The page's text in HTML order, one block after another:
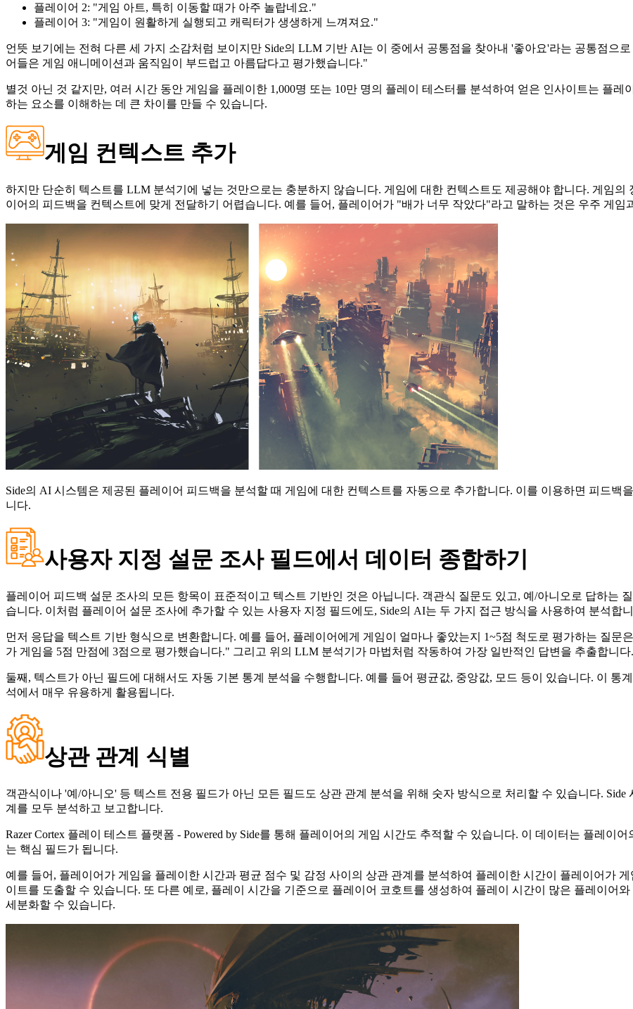
플레이어 2: "게임 아트, 특히 이동할 때가 아주 놀랍네요."
플레이어 3: "게임이 원활하게 실행되고 캐릭터가 생생하게 느껴져요."
언뜻 보기에는 전혀 다른 세 가지 소감처럼 보이지만 Side의 LLM 기반 AI는 이 중에서 공통점을 찾아내 '좋아요'라는 공통점으
어들은 게임 애니메이션과 움직임이 부드럽고 아름답다고 평가했습니다."
별것 아닌 것 같지만, 여러 시간 동안 게임을 플레이한 1,000명 또는 10만 명의 플레이 테스터를 분석하여 얻은 인사이트는 플
하는 요소를 이해하는 데 큰 차이를 만들 수 있습니다.
게임 컨텍스트 추가
하지만 단순히 텍스트를 LLM 분석기에 넣는 것만으로는 충분하지 않습니다. 게임에 대한 컨텍스트도 제공해야 합니다. 게임의
이어의 피드백을 컨텍스트에 맞게 전달하기 어렵습니다. 예를 들어, 플레이어가 "배가 너무 작았다"라고 말하는 것은 우주 게
Side의 AI 시스템은 제공된 플레이어 피드백을 분석할 때 게임에 대한 컨텍스트를 자동으로 추가합니다. 이를 이용하면 피드백
니다.
사용자 지정 설문 조사 필드에서 데이터 종합하기
플레이어 피드백 설문 조사의 모든 항목이 표준적이고 텍스트 기반인 것은 아닙니다. 객관식 질문도 있고, 예/아니오로 답하는
습니다. 이처럼 플레이어 설문 조사에 추가할 수 있는 사용자 지정 필드에도, Side의 AI는 두 가지 접근 방식을 사용하여 분석합
먼저 응답을 텍스트 기반 형식으로 변환합니다. 예를 들어, 플레이어에게 게임이 얼마나 좋았는지 1~5점 척도로 평가하는 질문
가 게임을 5점 만점에 3점으로 평가했습니다." 그리고 위의 LLM 분석기가 마법처럼 작동하여 가장 일반적인 답변을 추출합니다.
둘째, 텍스트가 아닌 필드에 대해서도 자동 기본 통계 분석을 수행합니다. 예를 들어 평균값, 중앙값, 모드 등이 있습니다. 이 통
석에서 매우 유용하게 활용됩니다.
상관 관계 식별
객관식이나 '예/아니오' 등 텍스트 전용 필드가 아닌 모든 필드도 상관 관계 분석을 위해 숫자 방식으로 처리할 수 있습니다.
계를 모두 분석하고 보고합니다.
Razer Cortex 플레이 테스트 플랫폼 - Powered by Side를 통해 플레이어의 게임 시간도 추적할 수 있습니다. 이 데이터는 플레이
는 핵심 필드가 됩니다.
예를 들어, 플레이어가 게임을 플레이한 시간과 평균 점수 및 감정 사이의 상관 관계를 분석하여 플레이한 시간이 플레이어가
이트를 도출할 수 있습니다. 또 다른 예로, 플레이 시간을 기준으로 플레이어 코호트를 생성하여 플레이 시간이 많은 플레이어
세분화할 수 있습니다.